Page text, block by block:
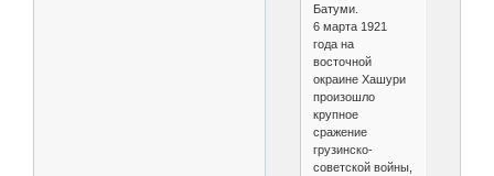
Батуми.
6 марта 1921
года на
восточной
окраине Хашури
произошло
крупное
сражение
грузинско-
советской войны,